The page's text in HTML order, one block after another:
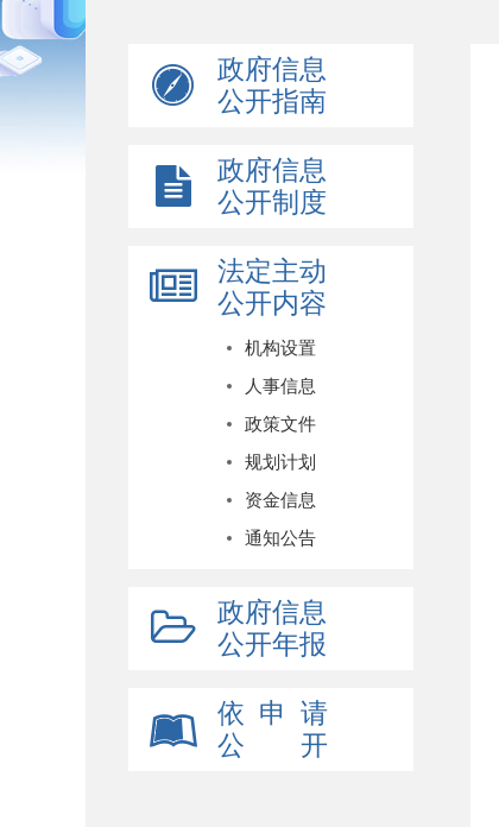
政府信息
公开指南
政府信息
公开制度
法定主动
公开内容
机构设置
人事信息
政策文件
规划计划
资金信息
通知公告
政府信息
公开年报
依 申 请
公 开